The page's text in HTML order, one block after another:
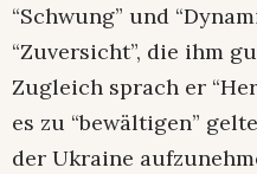
“Schwung” und
“Zuversicht”, die ihm
Zugleich sprach er
es zu “bewältigen”
der Ukraine